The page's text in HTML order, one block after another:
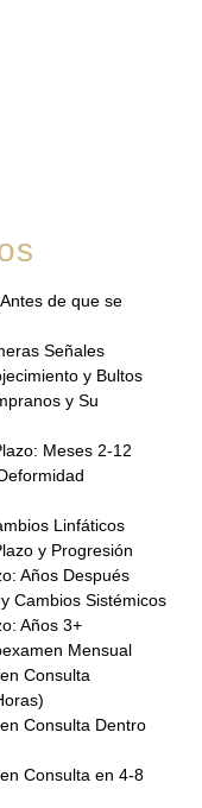
de que se
Señales
y Bultos
y Su
Meses 2-12
Linfáticos
y Progresión
Años Después
Cambios Sistémicos
Años 3+
Mensual
Consulta
Consulta Dentro
Consulta en 4-8